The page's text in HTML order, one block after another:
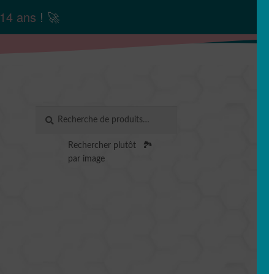
14 ans ! 🚀
pour :
RECHERCHE
Rechercher plutôt
par image
🏞️